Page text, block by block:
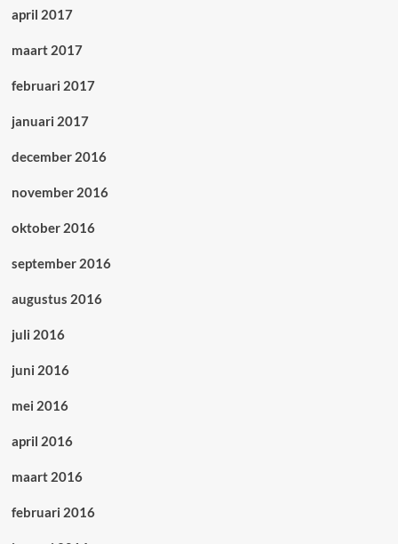
april 2017
maart 2017
februari 2017
januari 2017
december 2016
november 2016
oktober 2016
september 2016
augustus 2016
juli 2016
juni 2016
mei 2016
april 2016
maart 2016
februari 2016